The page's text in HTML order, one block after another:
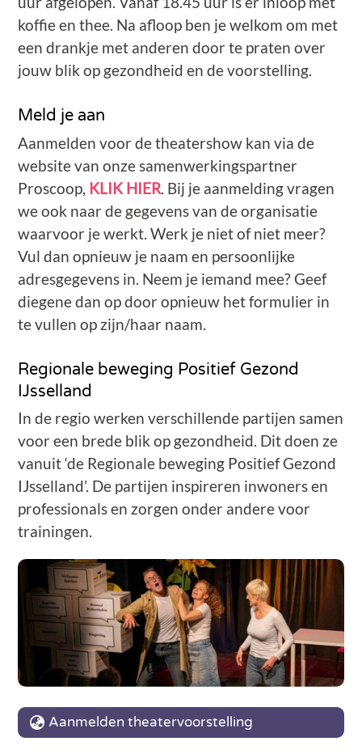
koffie en thee. Na afloop ben je welkom om met
een drankje met anderen door te praten over
jouw blik op gezondheid en de voorstelling.
Meld je aan
Aanmelden voor de theatershow kan via de
website van onze samenwerkingspartner
Proscoop, KLIK HIER . Bij je aanmelding vragen
we ook naar de gegevens van de organisatie
waarvoor je werkt. Werk je niet of niet meer?
Vul dan opnieuw je naam en persoonlijke
adresgegevens in. Neem je iemand mee? Geef
diegene dan op door opnieuw het formulier in
te vullen op zijn/haar naam.
Regionale beweging Positief Gezond
IJsselland
In de regio werken verschillende partijen samen
voor een brede blik op gezondheid. Dit doen ze
vanuit ‘de Regionale beweging Positief Gezond
IJsselland’. De partijen inspireren inwoners en
professionals en zorgen onder andere voor
trainingen.
Aanmelden theatervoorstelling